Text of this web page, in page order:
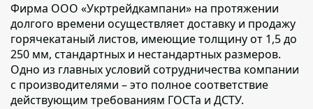
Фирма ООО «Укртрейдкампани» на протяжении
долгого времени осуществляет доставку и продажу
горячекатаный листов, имеющие толщину от 1,5 до
250 мм, стандартных и нестандартных размеров.
Одно из главных условий сотрудничества компании
с производителями – это полное соответствие
действующим требованиям ГОСТа и ДСТУ.